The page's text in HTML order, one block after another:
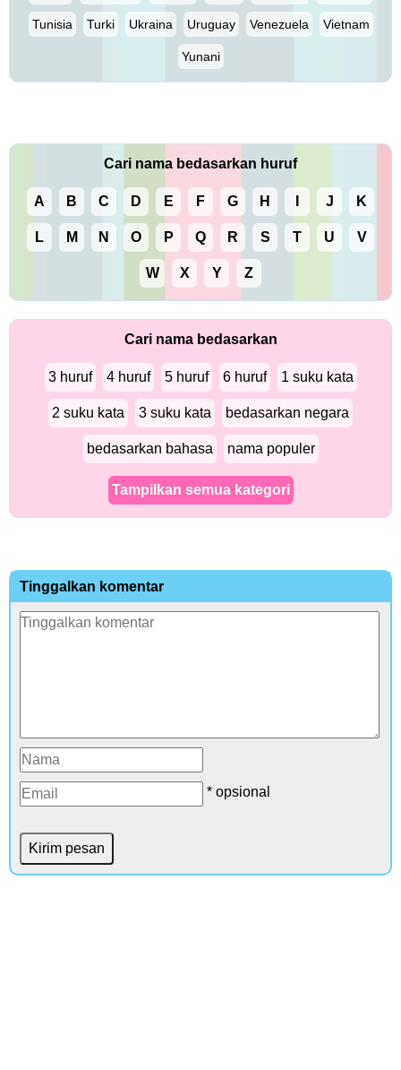
Tunisia Turki Ukraina Uruguay Venezuela Vietnam
Yunani
Cari nama bedasarkan huruf
A B C D E F G H J K
L M N O P Q R S T U V
W X Y Z
Cari nama bedasarkan
3 huruf 4 huruf 5 huruf 6 huruf 1 suku kata
2 suku kata 3 suku kata bedasarkan negara
bedasarkan bahasa nama populer
Tampilkan semua kategori
Tinggalkan komentar
* opsional